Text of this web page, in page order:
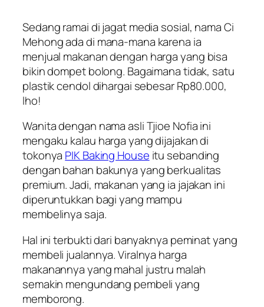
Sedang ramai di jagat media sosial, nama Ci
Mehong ada di mana-mana karena ia
menjual makanan dengan harga yang bisa
bikin dompet bolong. Bagaimana tidak, satu
plastik cendol dihargai sebesar Rp80.000,
lho!
Wanita dengan nama asli Tjioe Nofia ini
mengaku kalau harga yang dijajakan di
tokonya PIK Baking House itu sebanding
dengan bahan bakunya yang berkualitas
premium. Jadi, makanan yang ia jajakan ini
diperuntukkan bagi yang mampu
membelinya saja.
Hal ini terbukti dari banyaknya peminat yang
membeli jualannya. Viralnya harga
makanannya yang mahal justru malah
semakin mengundang pembeli yang
memborong.